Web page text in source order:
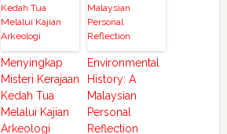
Menyingkap
Misteri Kerajaan
Kedah Tua
Melalui Kajian
Arkeologi
Environmental
History: A
Malaysian
Personal
Reflection